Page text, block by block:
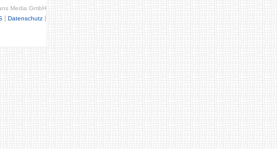
Media GmbH
| Datenschutz |